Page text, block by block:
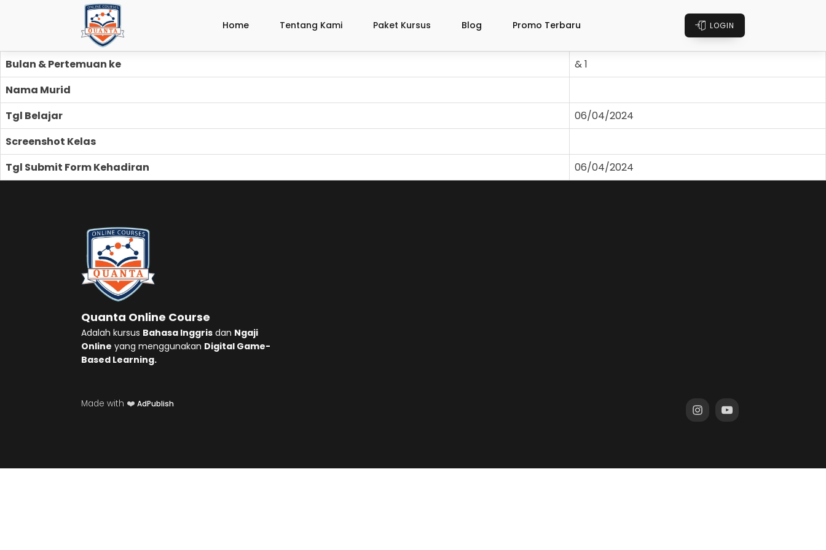
Home Tentang Kami Paket Kursus Blog Promo Terbaru LOGIN
Bulan & Pertemuan ke
& 1
Nama Murid
Tgl Belajar
06/04/2024
Screenshot Kelas
Tgl Submit Form Kehadiran
06/04/2024
Quanta Online Course
Adalah kursus Bahasa Inggris dan Ngaji
Online yang menggunakan Digital Game-
Based Learning.
Made with ❤️ AdPublish